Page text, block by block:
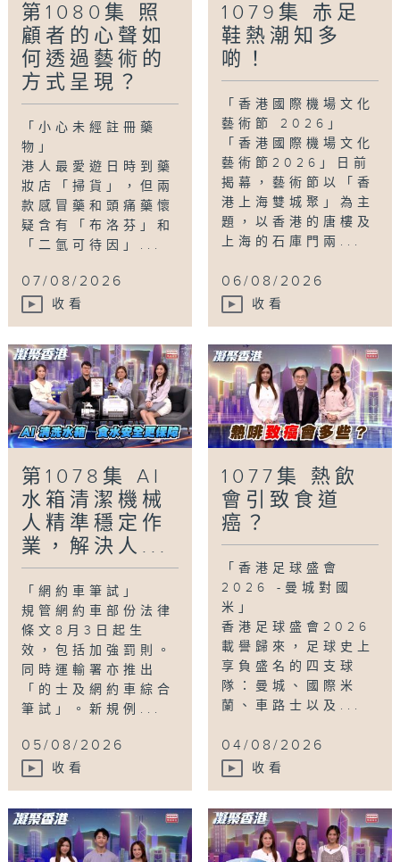
Tag: 凝聚香港 ,Hong Kong United,社會
民生,資訊,學廚 ,崔潔彤 張嘉儀
心聲,衞生署, 註冊藥物 銀行工,雙軌人生Plus
第1080集 照
顧者的心聲如
何透過藝術的
方式呈現？
「小心未經註冊藥
物」
港人最愛遊日時到藥
妝店「掃貨」，但兩
款感冒藥和頭痛藥懷
疑含有「布洛芬」和
「二氫可待因」...
07/08/2026
收看
1079集 赤足
鞋熱潮知多
啲！
「香港國際機場文化
藝術節 2026」
「香港國際機場文化
藝術節2026」日前
揭幕，藝術節以「香
港上海雙城聚」為主
題，以香港的唐樓及
上海的石庫門兩...
06/08/2026
收看
第1078集 AI
水箱清潔機械
人精準穩定作
業，解決人...
「網約車筆試」
規管網約車部份法律
條文8月3日起生
效，包括加強罰則。
同時運輸署亦推出
「的士及網約車綜合
筆試」。新規例...
05/08/2026
收看
1077集 熱飲
會引致食道
癌？
「香港足球盛會
2026 -曼城對國
米」
香港足球盛會2026
載譽歸來，足球史上
享負盛名的四支球
隊：曼城、國際米
蘭、車路士以及...
04/08/2026
收看